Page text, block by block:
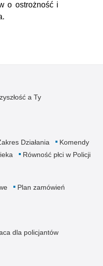
o ostrożność i
a Ty
Działania
Komendy
Równość płci w Policji
Plan zamówień
dla policjantów